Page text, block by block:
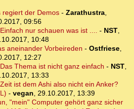
regiert der Demos- Zarathustra,
09:56
Einfach nur schauen was ist .... - NST,
10:48
aneinander Vorbeireden - Ostfriese,
12:27
Das Thema ist nicht ganz einfach - NST,
13:33
Zeit ist dem Ashi also nicht ein Anker?
- vegan, 29.10.2017, 13:39
"mein" Computer gehört ganz sicher